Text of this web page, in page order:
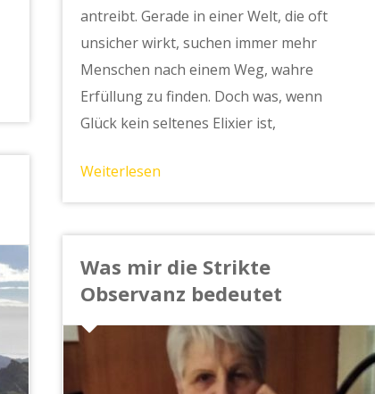
antreibt. Gerade in einer Welt, die oft
unsicher wirkt, suchen immer mehr
Menschen nach einem Weg, wahre
Erfüllung zu finden. Doch was, wenn
Glück kein seltenes Elixier ist,
Weiterlesen
Was mir die Strikte
Observanz bedeutet